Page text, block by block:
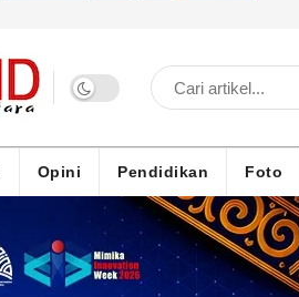
Opini Pendidikan Foto